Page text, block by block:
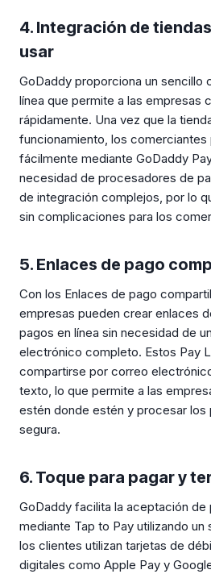
4. Integración de
usar
GoDaddy proporciona un sencillo
línea que permite a las empresas
rápidamente. Una vez que la
funcionamiento, los
fácilmente mediante GoDaddy
necesidad de procesadores de
de integración complejos, por lo
sin complicaciones para los
5. Enlaces de pago
Con los Enlaces de pago
empresas pueden crear enlaces
pagos en línea sin necesidad de
electrónico completo. Estos Pay
compartirse por correo
texto, lo que permite a las
estén donde estén y procesar los
segura.
6. Toque para pagar y
GoDaddy facilita la aceptación
mediante Tap to Pay utilizando un
los clientes utilizan tarjetas de
digitales como Apple Pay y